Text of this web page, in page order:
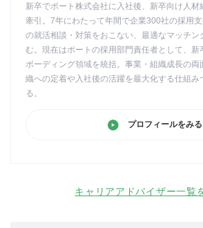
新卒でポート株式会社に入社後、新卒向け人材
牽引。7年にわたって年間で企業300社の採用
の就活相談・対策をおこない、最適なマッチン
む。現在はポートの採用部門責任者として、新
ボーディング領域を統括。事業・組織成長の両
織への定着や入社後の活躍を最大化する仕組み
る。
プロフィールをみる
キャリアアドバイザー一覧